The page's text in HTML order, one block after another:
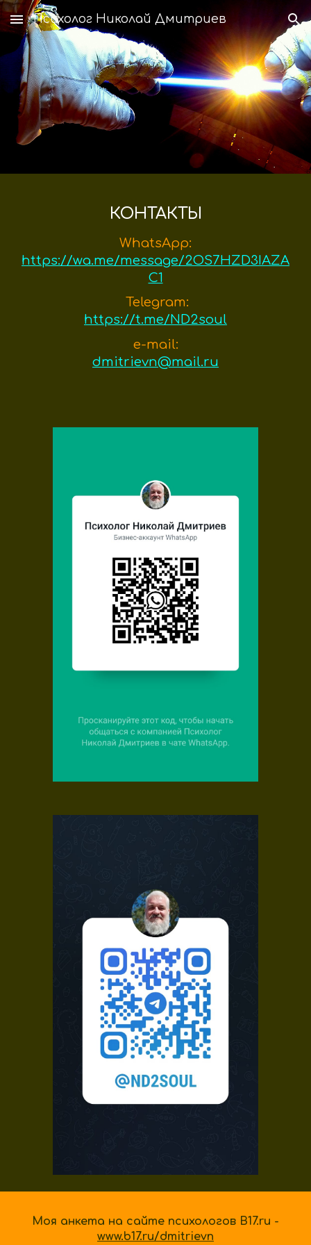
Skip to main content Skip to navigation
Психолог Николай Дмитриев
КОНТАКТЫ
WhatsApp:
https://wa.me/message/2OS7HZD3IAZA
C1
Telegram:
https://t.me/ND2soul
e-mail:
dmitrievn@mail.ru
Моя анкета на сайте психологов B17.ru -
www.b17.ru/dmitrievn